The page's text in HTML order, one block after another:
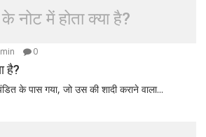
नोट में होता क्या है?
0
है?
के पास गया, जो उस की शादी कराने वाला...